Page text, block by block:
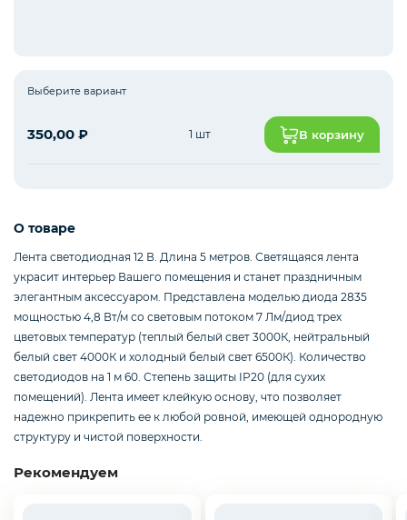
Мобильные аксессуары
Телевизоры
Для бизнеса
Смартфоны / Телефоны
Выберите вариант
350,00 ₽ 1 шт В корзину
О товаре
Лента светодиодная 12 В. Длина 5 метров. Светящаяся лента
украсит интерьер Вашего помещения и станет праздничным
элегантным аксессуаром. Представлена моделью диода 2835
мощностью 4,8 Вт/м со световым потоком 7 Лм/диод трех
цветовых температур (теплый белый свет 3000К, нейтральный
белый свет 4000К и холодный белый свет 6500К). Количество
светодиодов на 1 м 60. Степень защиты IP20 (для сухих
помещений). Лента имеет клейкую основу, что позволяет
надежно прикрепить ее к любой ровной, имеющей однородную
структуру и чистой поверхности.
Рекомендуем